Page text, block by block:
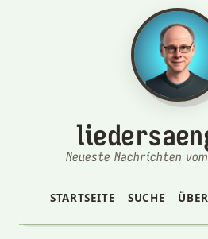
Neueste Nachrichten
STARTSEITE SUCHE ÜBER